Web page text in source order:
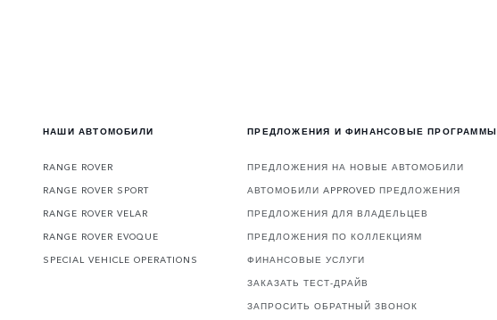
НАШИ АВТОМОБИЛИ
RANGE ROVER
RANGE ROVER SPORT
RANGE ROVER VELAR
RANGE ROVER EVOQUE
SPECIAL VEHICLE OPERATIONS
ПРЕДЛОЖЕНИЯ И ФИНАНСОВЫЕ ПРОГРАММЫ
ПРЕДЛОЖЕНИЯ НА НОВЫЕ АВТОМОБИЛИ
АВТОМОБИЛИ APPROVED ПРЕДЛОЖЕНИЯ
ПРЕДЛОЖЕНИЯ ДЛЯ ВЛАДЕЛЬЦЕВ
ПРЕДЛОЖЕНИЯ ПО КОЛЛЕКЦИЯМ
ФИНАНСОВЫЕ УСЛУГИ
ЗАКАЗАТЬ ТЕСТ-ДРАЙВ
ЗАПРОСИТЬ ОБРАТНЫЙ ЗВОНОК